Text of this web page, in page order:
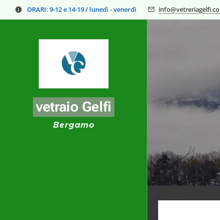
ORARI: 9-12 e 14-19 / lunedì - venerdì
vetraio Gelfi
Bergamo